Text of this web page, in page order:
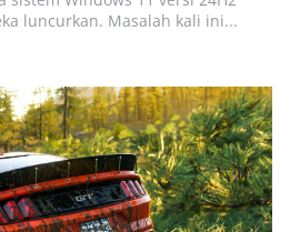
luncurkan. Masalah kali ini...